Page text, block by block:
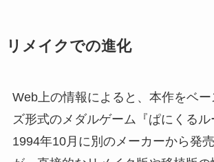
リメイクでの進化
Web上の情報によると、本作をベー
ズ形式のメダルゲーム『ぱにくる
1994年10月に別のメーカーから発